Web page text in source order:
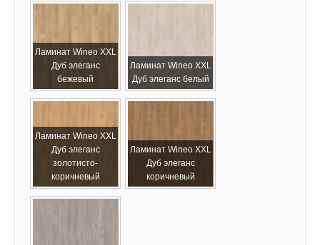
Ламинат Wineo XХL
Дуб элеганс
бежевый
Ламинат Wineo XХL
Дуб элеганс белый
Ламинат Wineo XХL
Дуб элеганс
золотисто-
коричневый
Ламинат Wineo XХL
Дуб элеганс
коричневый